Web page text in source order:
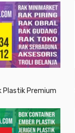
Plastik Premium